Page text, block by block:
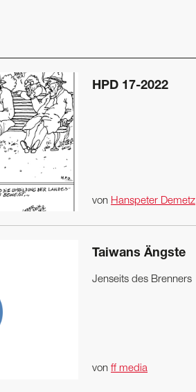
HPD 17-2022
von Hanspeter Demetz
Taiwans Ängste
Jenseits des Brenners
von ff media